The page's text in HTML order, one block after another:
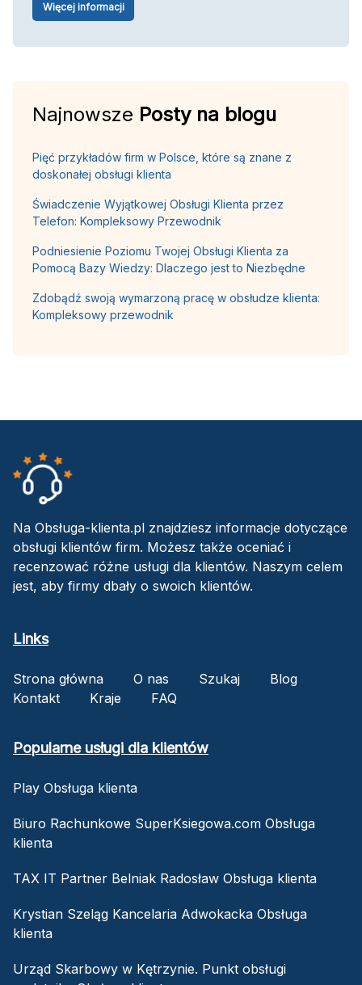
Więcej informacji
Najnowsze Posty na blogu
Pięć przykładów firm w Polsce, które są znane z
doskonałej obsługi klienta
Świadczenie Wyjątkowej Obsługi Klienta przez
Telefon: Kompleksowy Przewodnik
Podniesienie Poziomu Twojej Obsługi Klienta za
Pomocą Bazy Wiedzy: Dlaczego jest to Niezbędne
Zdobądź swoją wymarzoną pracę w obsłudze klienta:
Kompleksowy przewodnik
Na Obsługa-klienta.pl znajdziesz informacje dotyczące
obsługi klientów firm. Możesz także oceniać i
recenzować różne usługi dla klientów. Naszym celem
jest, aby firmy dbały o swoich klientów.
Links
Strona główna O nas Szukaj
Blog
Kontakt
Kraje FAQ
Popularne usługi dla klientów
Play Obsługa klienta
Biuro Rachunkowe SuperKsiegowa.com Obsługa
klienta
TAX IT Partner Belniak Radosław Obsługa klienta
Krystian Szeląg Kancelaria Adwokacka Obsługa
klienta
Urząd Skarbowy w Kętrzynie. Punkt obsługi